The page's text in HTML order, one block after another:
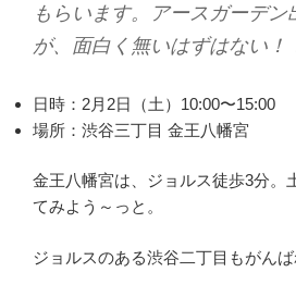
もらいます。アースガーデ
が、面白く無いはずはない！
日時：2月2日（土）10:00〜15:00
場所：渋谷三丁目 金王八幡宮
金王八幡宮は、ジョルス徒歩3分。
てみよう～っと。
ジョルスのある渋谷二丁目もがん